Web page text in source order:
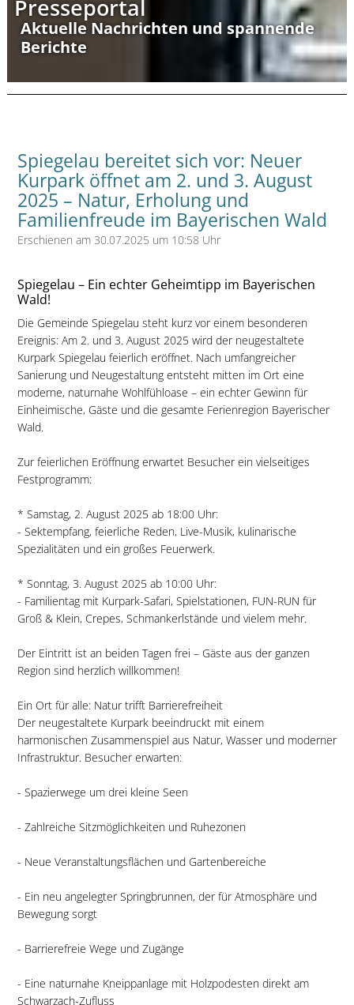
Presseportal
Aktuelle Nachrichten und spannende
Berichte
Spiegelau bereitet sich vor: Neuer
Kurpark öffnet am 2. und 3. August
2025 – Natur, Erholung und
Familienfreude im Bayerischen Wald
Erschienen am 30.07.2025 um 10:58 Uhr
Spiegelau – Ein echter Geheimtipp im Bayerischen
Wald!
Die Gemeinde Spiegelau steht kurz vor einem besonderen
Ereignis: Am 2. und 3. August 2025 wird der neugestaltete
Kurpark Spiegelau feierlich eröffnet. Nach umfangreicher
Sanierung und Neugestaltung entsteht mitten im Ort eine
moderne, naturnahe Wohlfühloase – ein echter Gewinn für
Einheimische, Gäste und die gesamte Ferienregion Bayerischer
Wald.
Zur feierlichen Eröffnung erwartet Besucher ein vielseitiges
Festprogramm:
* Samstag, 2. August 2025 ab 18:00 Uhr:
- Sektempfang, feierliche Reden, Live-Musik, kulinarische
Spezialitäten und ein großes Feuerwerk.
* Sonntag, 3. August 2025 ab 10:00 Uhr:
- Familientag mit Kurpark-Safari, Spielstationen, FUN-RUN für
Groß & Klein, Crepes, Schmankerlstände und vielem mehr.
Der Eintritt ist an beiden Tagen frei – Gäste aus der ganzen
Region sind herzlich willkommen!
Ein Ort für alle: Natur trifft Barrierefreiheit
Der neugestaltete Kurpark beeindruckt mit einem
harmonischen Zusammenspiel aus Natur, Wasser und moderner
Infrastruktur. Besucher erwarten:
- Spazierwege um drei kleine Seen
- Zahlreiche Sitzmöglichkeiten und Ruhezonen
- Neue Veranstaltungsflächen und Gartenbereiche
- Ein neu angelegter Springbrunnen, der für Atmosphäre und
Bewegung sorgt
- Barrierefreie Wege und Zugänge
- Eine naturnahe Kneippanlage mit Holzpodesten direkt am
Schwarzach-Zufluss